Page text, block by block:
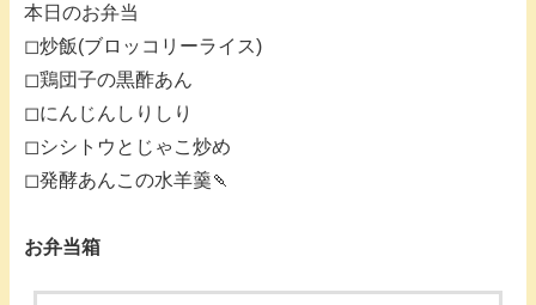
本日のお弁当
◻︎炒飯(ブロッコリーライス)
◻︎鶏団子の黒酢あん
◻︎にんじんしりしり
◻︎シシトウとじゃこ炒め
◻︎発酵あんこの水羊羹🍡
お弁当箱